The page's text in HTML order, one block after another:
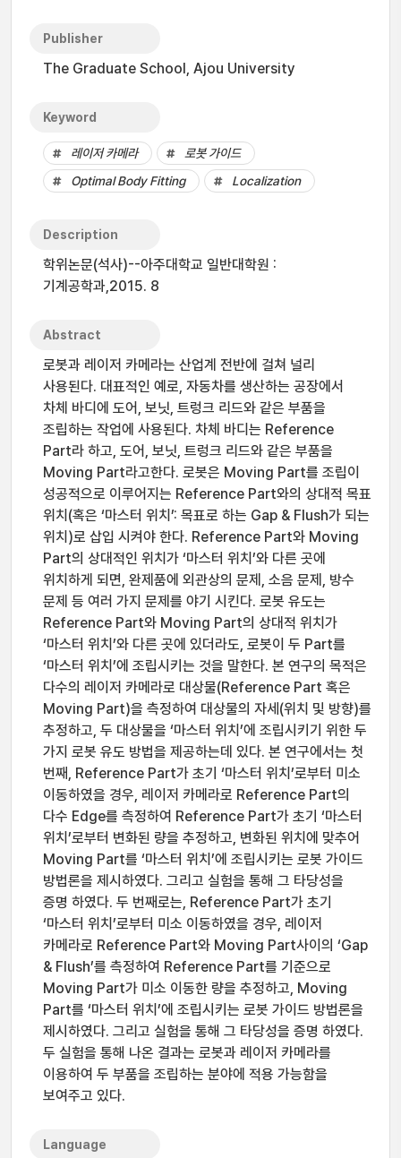
Publisher
The Graduate School, Ajou University
Keyword
레이저 카메라
로봇 가이드
Optimal Body Fitting
Localization
Description
학위논문(석사)--아주대학교 일반대학원 :
기계공학과,2015. 8
Abstract
로봇과 레이저 카메라는 산업계 전반에 걸쳐 널리
사용된다. 대표적인 예로, 자동차를 생산하는 공장에서
차체 바디에 도어, 보닛, 트렁크 리드와 같은 부품을
조립하는 작업에 사용된다. 차체 바디는 Reference
Part라 하고, 도어, 보닛, 트렁크 리드와 같은 부품을
Moving Part라고한다. 로봇은 Moving Part를 조립이
성공적으로 이루어지는 Reference Part와의 상대적 목표
위치(혹은 ‘마스터 위치’: 목표로 하는 Gap & Flush가 되는
위치)로 삽입 시켜야 한다. Reference Part와 Moving
Part의 상대적인 위치가 ‘마스터 위치’와 다른 곳에
위치하게 되면, 완제품에 외관상의 문제, 소음 문제, 방수
문제 등 여러 가지 문제를 야기 시킨다. 로봇 유도는
Reference Part와 Moving Part의 상대적 위치가
‘마스터 위치’와 다른 곳에 있더라도, 로봇이 두 Part를
‘마스터 위치’에 조립시키는 것을 말한다. 본 연구의 목적은
다수의 레이저 카메라로 대상물(Reference Part 혹은
Moving Part)을 측정하여 대상물의 자세(위치 및 방향)를
추정하고, 두 대상물을 ‘마스터 위치’에 조립시키기 위한 두
가지 로봇 유도 방법을 제공하는데 있다. 본 연구에서는 첫
번째, Reference Part가 초기 ‘마스터 위치’로부터 미소
이동하였을 경우, 레이저 카메라로 Reference Part의
다수 Edge를 측정하여 Reference Part가 초기 ‘마스터
위치’로부터 변화된 량을 추정하고, 변화된 위치에 맞추어
Moving Part를 ‘마스터 위치’에 조립시키는 로봇 가이드
방법론을 제시하였다. 그리고 실험을 통해 그 타당성을
증명 하였다. 두 번째로는, Reference Part가 초기
‘마스터 위치’로부터 미소 이동하였을 경우, 레이저
카메라로 Reference Part와 Moving Part사이의 ‘Gap
& Flush’를 측정하여 Reference Part를 기준으로
Moving Part가 미소 이동한 량을 추정하고, Moving
Part를 ‘마스터 위치’에 조립시키는 로봇 가이드 방법론을
제시하였다. 그리고 실험을 통해 그 타당성을 증명 하였다.
두 실험을 통해 나온 결과는 로봇과 레이저 카메라를
이용하여 두 부품을 조립하는 분야에 적용 가능함을
보여주고 있다.
Language